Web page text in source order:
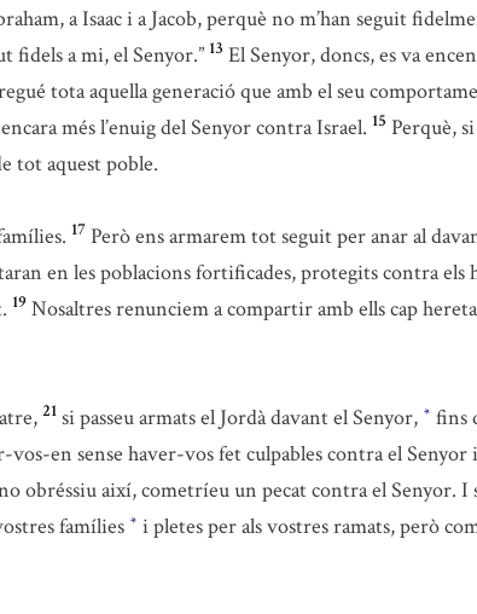
a Isaac i a Jacob, perquè no m’han seguit
fidels a mi, el Senyor.” 13 El Senyor, doncs, es va
tota aquella generació que amb el seu
més l’enuig del Senyor contra Israel. 15 Perquè,
tot aquest poble.
17 Però ens armarem tot seguit per anar al
en les poblacions fortificades, protegits contra els
19 Nosaltres renunciem a compartir amb ells cap
21 si passeu armats el Jordà davant el Senyor, * fins
en sense haver-vos fet culpables contra el Senyor
obréssiu així, cometríeu un pecat contra el Senyor. I
famílies * i pletes per als vostres ramats, però